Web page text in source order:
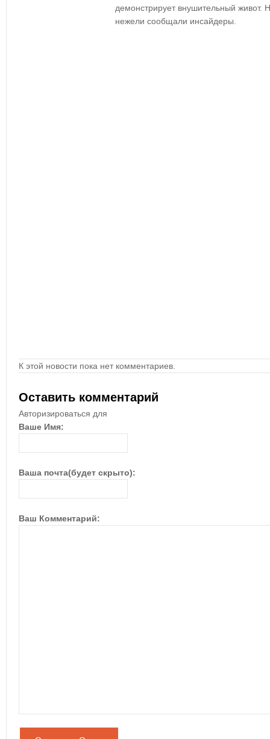
демонстрирует внушительный живот.
нежели сообщали инсайдеры.
К этой новости пока нет комментариев.
Оставить комментарий
Авторизироваться для
Ваше Имя:
Ваша почта(будет скрыто):
Ваш Комментарий: